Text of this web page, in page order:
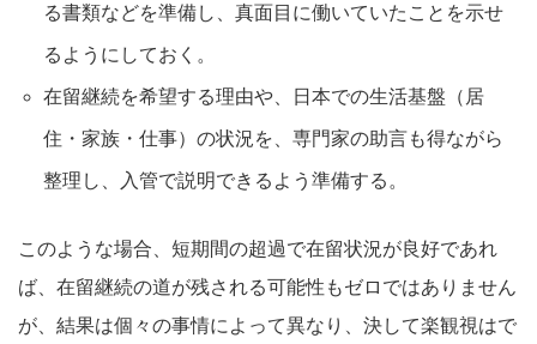
る書類などを準備し、真面目に働いていたことを示せ
るようにしておく。
在留継続を希望する理由や、日本での生活基盤（居
住・家族・仕事）の状況を、専門家の助言も得ながら
整理し、入管で説明できるよう準備する。
このような場合、短期間の超過で在留状況が良好であれ
ば、在留継続の道が残される可能性もゼロではありません
が、結果は個々の事情によって異なり、決して楽観視はで